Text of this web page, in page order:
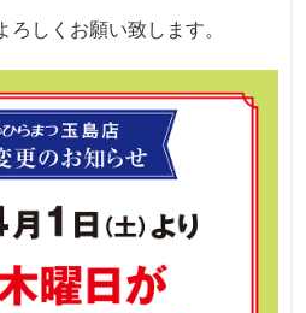
しくお願い致します。